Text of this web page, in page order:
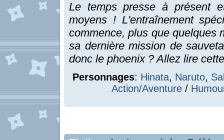
Le temps presse à présent
moyens ! L'entraînement
commence, plus que quelques
sa dernière mission de
donc le phoenix ? Allez lire
Personnages: Hinata, Naruto,
Action/Aventure /